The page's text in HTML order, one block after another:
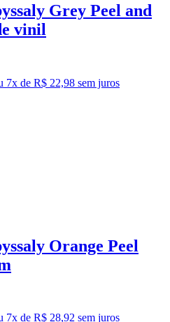
Grey Peel and
vinil
7x de R$ 22,98 sem juros
Orange Peel
7x de R$ 28,92 sem juros